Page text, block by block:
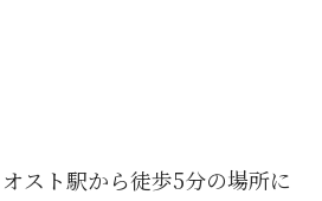
スト駅から徒歩5分の場所に